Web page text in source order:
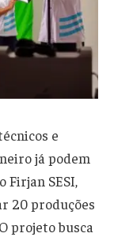
e
já podem
Firjan SESI,
20 produções
projeto busca